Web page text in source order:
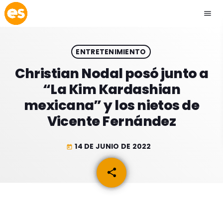
menu
play_arrow EMISIÓN LA PAZ
EMISIÓN COCHABAMBA
ESLATINO NEWS
ENTRETENIMIENTO
Christian Nodal posó junto a
“La Kim Kardashian
mexicana” y los nietos de
Vicente Fernández
today 14 DE JUNIO DE 2022
share
email